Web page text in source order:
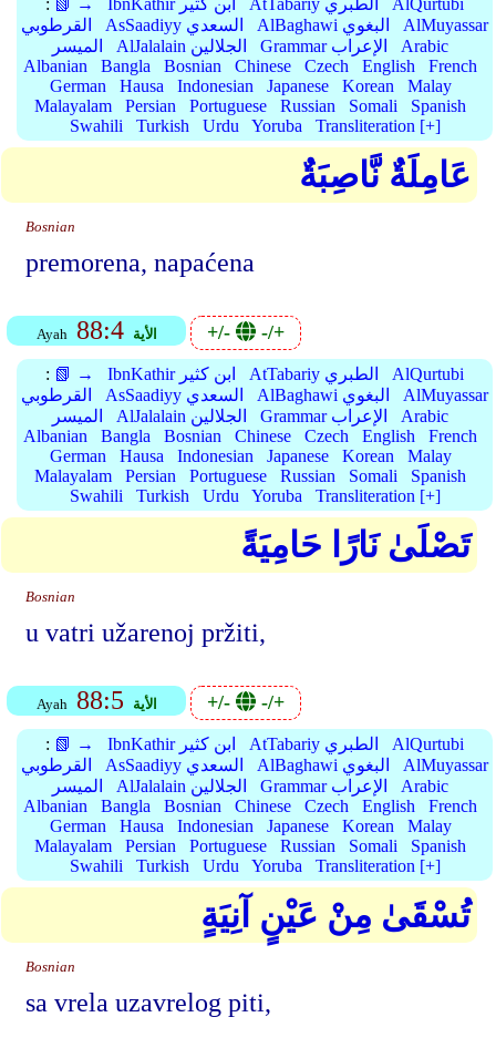
: 📗 → IbnKathir ابن كثير AtTabariy الطبري
AlQurtubi
القرطوبي
AsSaadiyy السعدي AlBaghawi البغوي
AlMuyassar
الميسر
AlJalalain الجلالين Grammar الإعراب
Arabic
Albanian
Bangla Bosnian Chinese Czech English
French
German
Hausa Indonesian Japanese Korean
Malay
Malayalam
Persian Portuguese Russian Somali
Spanish
Swahili
Turkish Urdu Yoruba Transliteration [+]
عَامِلَةٌ نَّاصِبَةٌ
Bosnian
premorena, napaćena
Ayah 88:4 الأية +/- -/+
: 📗 → IbnKathir ابن كثير AtTabariy الطبري
AlQurtubi
القرطوبي
AsSaadiyy السعدي AlBaghawi البغوي
AlMuyassar
الميسر
AlJalalain الجلالين Grammar الإعراب
Arabic
Albanian
Bangla Bosnian Chinese Czech English
French
German
Hausa Indonesian Japanese Korean
Malay
Malayalam
Persian Portuguese Russian Somali
Spanish
Swahili
Turkish Urdu Yoruba Transliteration [+]
تَصْلَىٰ نَارًا حَامِيَةً
Bosnian
u vatri užarenoj pržiti,
Ayah 88:5 الأية +/- -/+
: 📗 → IbnKathir ابن كثير AtTabariy الطبري
AlQurtubi
القرطوبي
AsSaadiyy السعدي AlBaghawi البغوي
AlMuyassar
الميسر
AlJalalain الجلالين Grammar الإعراب
Arabic
Albanian
Bangla Bosnian Chinese Czech English
French
German
Hausa Indonesian Japanese Korean
Malay
Malayalam
Persian Portuguese Russian Somali
Spanish
Swahili
Turkish Urdu Yoruba Transliteration [+]
تُسْقَىٰ مِنْ عَيْنٍ آنِيَةٍ
Bosnian
sa vrela uzavrelog piti,